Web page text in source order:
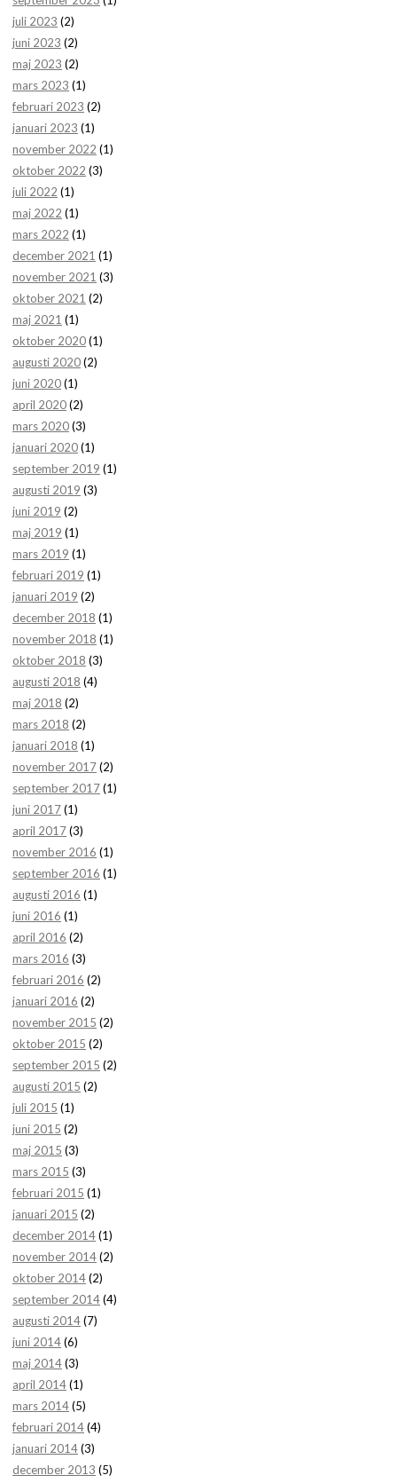
juli 2023 (2)
juni 2023 (2)
maj 2023 (2)
mars 2023 (1)
februari 2023 (2)
januari 2023 (1)
november 2022 (1)
oktober 2022 (3)
juli 2022 (1)
maj 2022 (1)
mars 2022 (1)
december 2021 (1)
november 2021 (3)
oktober 2021 (2)
maj 2021 (1)
oktober 2020(1)
augusti 2020(2)
juni 2020(1)
april 2020(2)
mars 2020(3)
januari 2020(1)
september 2019 (1)
augusti 2019 (3)
juni 2019 (2)
maj 2019 (1)
mars 2019 (1)
februari 2019 (1)
januari 2019 (2)
december 2018 (1)
november 2018 (1)
oktober 2018 (3)
augusti 2018 (4)
maj 2018 (2)
mars 2018 (2)
januari 2018 (1)
november 2017(2)
september 2017(1)
juni 2017(1)
april 2017(3)
november 2016 (1)
september 2016 (1)
augusti 2016 (1)
juni 2016 (1)
april 2016 (2)
mars 2016 (3)
februari 2016 (2)
januari 2016 (2)
november 2015 (2)
oktober 2015 (2)
september 2015 (2)
augusti 2015 (2)
juli 2015 (1)
juni 2015 (2)
maj 2015 (3)
mars 2015 (3)
februari 2015 (1)
januari 2015 (2)
december 2014(1)
november 2014(2)
oktober 2014(2)
september 2014(4)
augusti 2014(7)
juni 2014(6)
maj 2014(3)
april 2014(1)
mars 2014(5)
februari 2014(4)
januari 2014(3)
december 2013 (5)